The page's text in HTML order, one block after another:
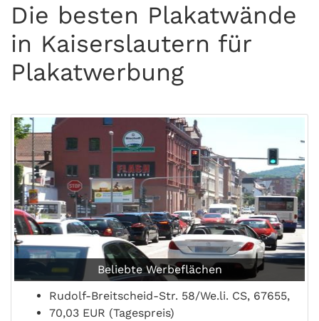
Die besten Plakatwände
in Kaiserslautern für
Plakatwerbung
Beliebte Werbeflächen
Rudolf-Breitscheid-Str. 58/We.li. CS, 67655,
70,03 EUR (Tagespreis)